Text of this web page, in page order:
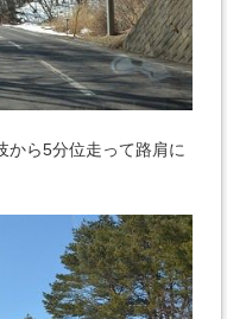
から5分位走って路肩に